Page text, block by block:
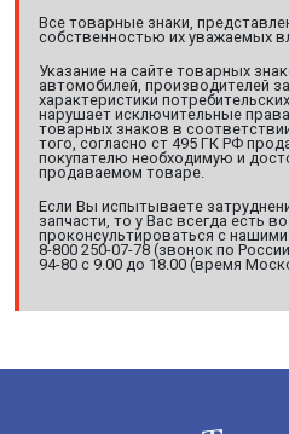
Все товарные знаки,
собственностью их уважаемых
Указание на сайте товарных
автомобилей, производителей
характеристики
нарушает исключительные
товарных знаков в
того, согласно ст 495 ГК РФ
покупателю необходимую и
продаваемом товаре.
Если Вы испытываете
запчасти, то у Вас всегда есть
проконсультироваться с
8-800 250-07-78 (звонок по
94-80 с 9.00 до 18.00 (время